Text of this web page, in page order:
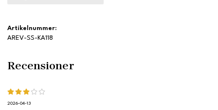
Artikelnummer:
AREV-SS-KA118
Recensioner
2026-04-13